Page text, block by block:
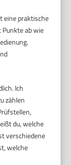
eine praktische
Punkte ab wie
Ich
zählen
du, welche
verschiedene
welche